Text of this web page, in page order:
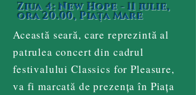
Ziua 4: New Hope - 11 iulie,
ora 20.00, Piața Mare
Această seară, care reprezintă al
patrulea concert din cadrul
festivalului Classics for Pleasure,
va fi marcată de prezența în Piața